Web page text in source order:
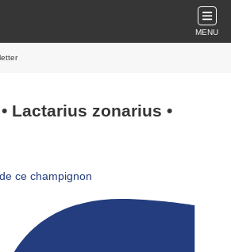
MENU
Lactarius zonarius •
ce champignon